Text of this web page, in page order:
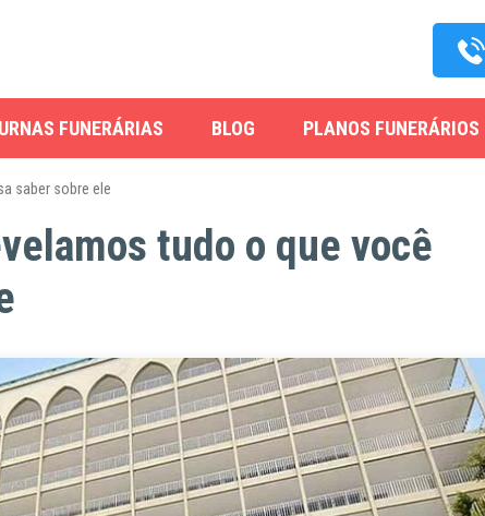
URNAS FUNERÁRIAS BLOG PLANOS FUNERÁRIOS
saber sobre ele
tudo o que você